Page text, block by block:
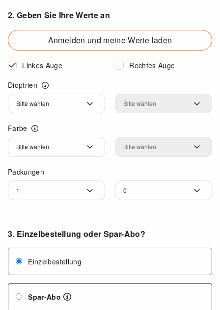
2. Geben Sie Ihre Werte an
Anmelden und meine Werte laden
Linkes Auge
Rechtes Auge
Dioptrien
Dioptrien
Dioptrien
Farbe
Farbe
Farbe
Packungen
3. Einzelbestellung oder Spar-Abo?
Einzelbestellung
Spar-Abo